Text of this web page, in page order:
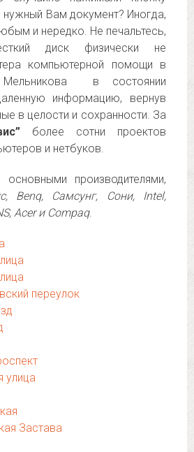
нужный Вам документ? Иногда,
и нередко. Не печальтесь,
диск физически не
компьютерной помощи в
в состоянии
информацию, вернув
в целости и сохранности. За
более сотни проектов
и нетбуков.
производителями,
Benq, Самсунг, Сони, Intel,
Acer и Compaq.
переулок
улица
Застава